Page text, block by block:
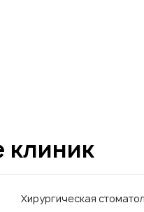
клиник
Хирургическая